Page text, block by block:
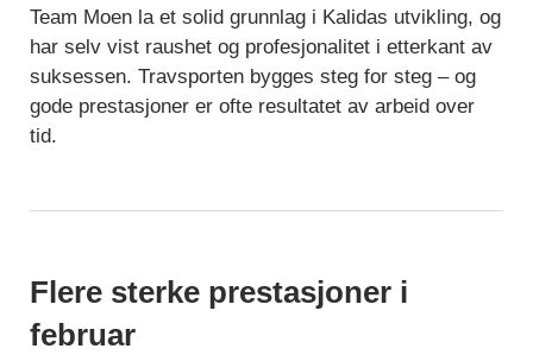
Team Moen la et solid grunnlag i Kalidas utvikling, og
har selv vist raushet og profesjonalitet i etterkant av
suksessen. Travsporten bygges steg for steg – og
gode prestasjoner er ofte resultatet av arbeid over
tid.
Flere sterke prestasjoner i
februar